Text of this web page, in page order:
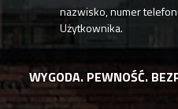
WYGODA. PEWNOŚĆ.
nazwisko, numer
Użytkownika.